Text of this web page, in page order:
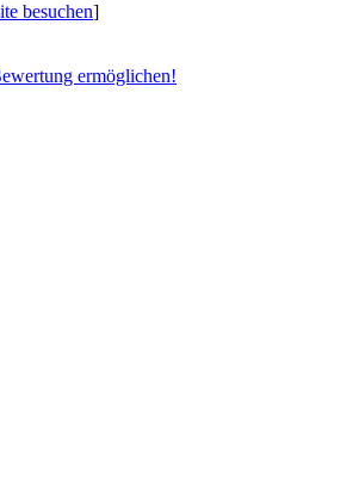
besuchen]
ermöglichen!